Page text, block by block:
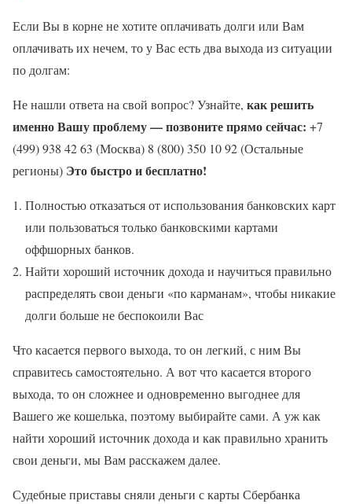
Если Вы в корне не хотите оплачивать долги или Вам
оплачивать их нечем, то у Вас есть два выхода из ситуации
по долгам:
Не нашли ответа на свой вопрос? Узнайте, как решить
именно Вашу проблему — позвоните прямо сейчас: +7
(499) 938 42 63 (Москва) 8 (800) 350 10 92 (Остальные
регионы) Это быстро и бесплатно!
Полностью отказаться от использования банковских карт
или пользоваться только банковскими картами
оффшорных банков.
Найти хороший источник дохода и научиться правильно
распределять свои деньги «по карманам», чтобы никакие
долги больше не беспокоили Вас
Что касается первого выхода, то он легкий, с ним Вы
справитесь самостоятельно. А вот что касается второго
выхода, то он сложнее и одновременно выгоднее для
Вашего же кошелька, поэтому выбирайте сами. А уж как
найти хороший источник дохода и как правильно хранить
свои деньги, мы Вам расскажем далее.
Судебные приставы сняли деньги с карты Сбербанка